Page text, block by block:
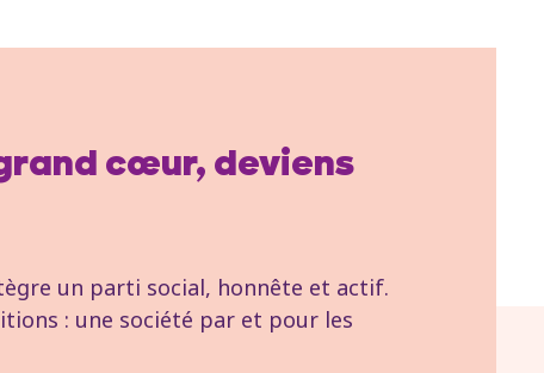
cœur, deviens
un parti social, honnête et actif.
: une société par et pour les